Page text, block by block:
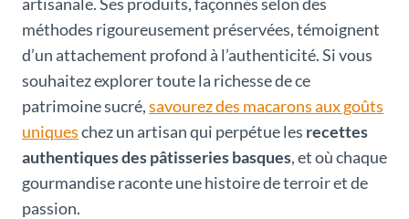
méthodes rigoureusement préservées, témoignent
d’un attachement profond à l’authenticité. Si vous
souhaitez explorer toute la richesse de ce
patrimoine sucré,savourez des macarons aux goûts
uniqueschez un artisan qui perpétue les recettes
authentiques des pâtisseries basques, et où chaque
gourmandise raconte une histoire de terroir et de
passion.